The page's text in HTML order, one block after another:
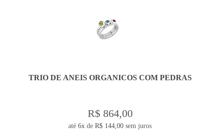
TRIO DE ANEIS ORGANICOS COM PEDRAS
R$ 864,00
até6x deR$ 144,00 sem juros